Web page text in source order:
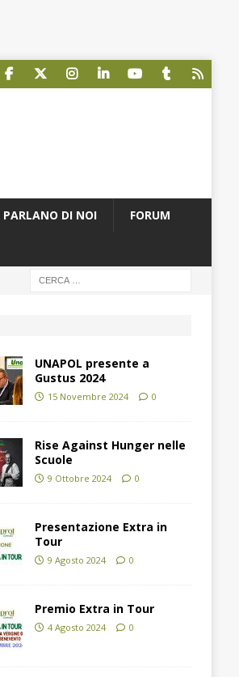
PARLANO DI NOI FORUM
UNAPOL presente a
Gustus 2024
15 Novembre 2024 0
Rise Against Hunger nelle
Scuole
9 Ottobre 2024 0
Presentazione Extra in
Tour
9 Agosto 2024 0
Premio Extra in Tour
4 Agosto 2024 0